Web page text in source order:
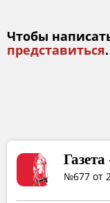
Чтобы
представиться.
№677 от